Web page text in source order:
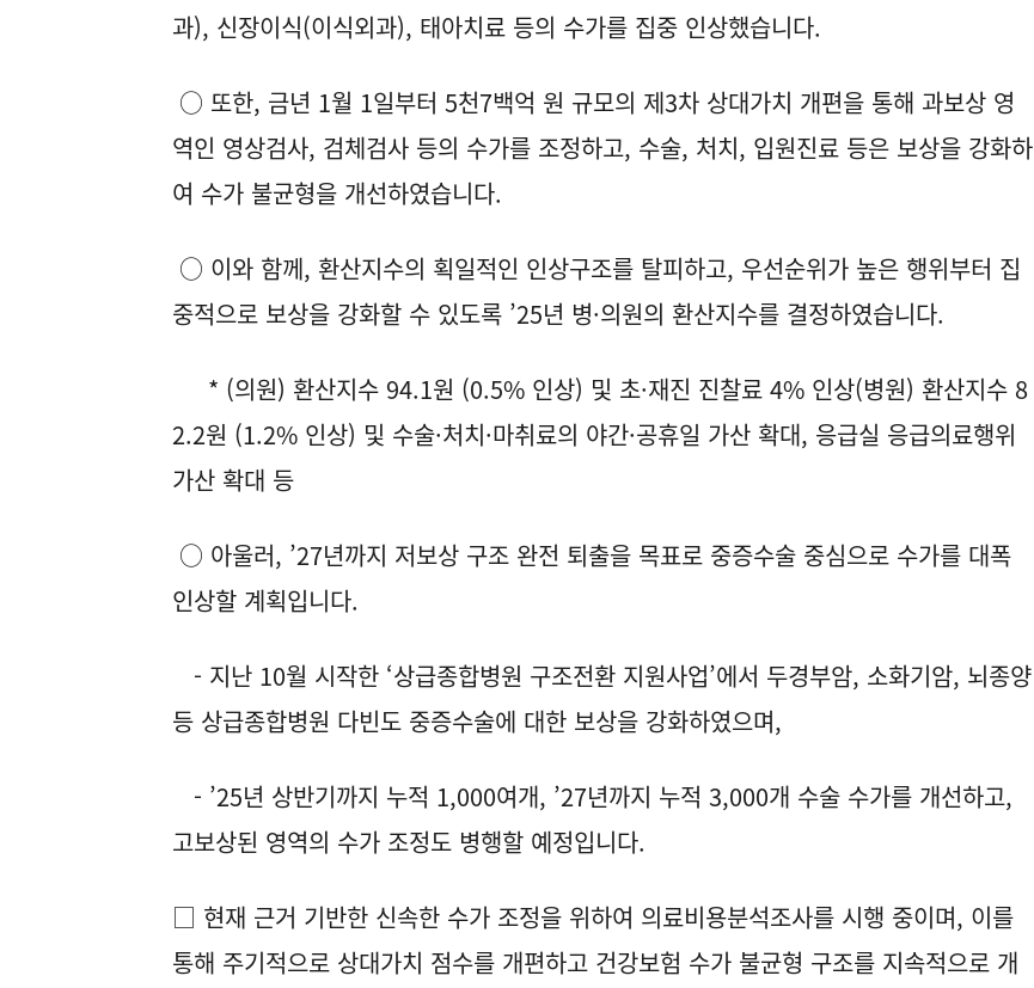
과), 신장이식(이식외과), 태아치료 등의 수가를 집중 인상했습니다.
○ 또한, 금년 1월 1일부터 5천7백억 원 규모의 제3차 상대가치 개편을 통해 과보상 영
역인 영상검사, 검체검사 등의 수가를 조정하고, 수술, 처치, 입원진료 등은 보상을 강화하
여 수가 불균형을 개선하였습니다.
○ 이와 함께, 환산지수의 획일적인 인상구조를 탈피하고, 우선순위가 높은 행위부터 집
중적으로 보상을 강화할 수 있도록 ’25년 병·의원의 환산지수를 결정하였습니다.
* (의원) 환산지수 94.1원 (0.5% 인상) 및 초·재진 진찰료 4% 인상(병원) 환산지수 8
2.2원 (1.2% 인상) 및 수술·처치·마취료의 야간·공휴일 가산 확대, 응급실 응급의료행위
가산 확대 등
○ 아울러, ’27년까지 저보상 구조 완전 퇴출을 목표로 중증수술 중심으로 수가를 대폭
인상할 계획입니다.
- 지난 10월 시작한 ‘상급종합병원 구조전환 지원사업’에서 두경부암, 소화기암, 뇌종양
등 상급종합병원 다빈도 중증수술에 대한 보상을 강화하였으며,
- ’25년 상반기까지 누적 1,000여개, ’27년까지 누적 3,000개 수술 수가를 개선하고,
고보상된 영역의 수가 조정도 병행할 예정입니다.
□ 현재 근거 기반한 신속한 수가 조정을 위하여 의료비용분석조사를 시행 중이며, 이를
통해 주기적으로 상대가치 점수를 개편하고 건강보험 수가 불균형 구조를 지속적으로 개